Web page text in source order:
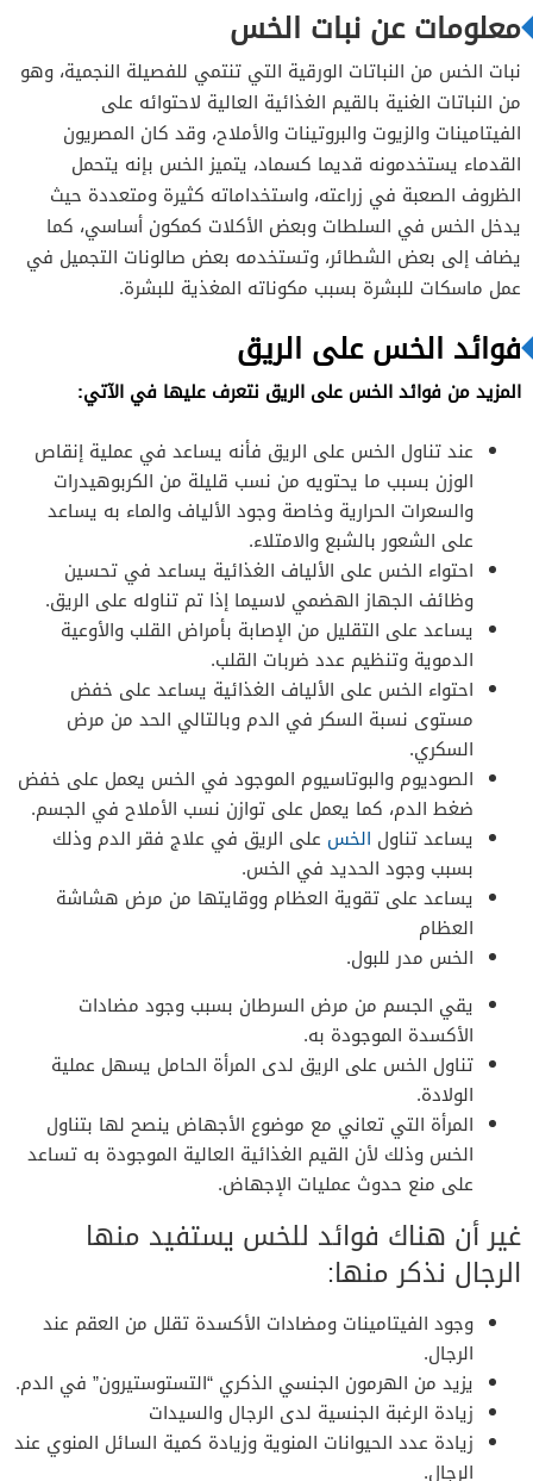
معلومات عن نبات الخس
نبات الخس من النباتات الورقية التي تنتمي للفصيلة النجمية، وهو
من النباتات الغنية بالقيم الغذائية العالية لاحتوائه على
الفيتامينات والزيوت والبروتينات والأملاح، وقد كان المصريون
القدماء يستخدمونه قديما كسماد، يتميز الخس بإنه يتحمل
الظروف الصعبة في زراعته، واستخداماته كثيرة ومتعددة حيث
يدخل الخس في السلطات وبعض الأكلات كمكون أساسي، كما
يضاف إلى بعض الشطائر، وتستخدمه بعض صالونات التجميل في
عمل ماسكات للبشرة بسبب مكوناته المغذية للبشرة.
فوائد الخس على الريق
المزيد من فوائد الخس على الريق نتعرف عليها في الآتي:
عند تناول الخس على الريق فأنه يساعد في عملية إنقاص
الوزن بسبب ما يحتويه من نسب قليلة من الكربوهيدرات
والسعرات الحرارية وخاصة وجود الألياف والماء به يساعد
على الشعور بالشبع والامتلاء.
احتواء الخس على الألياف الغذائية يساعد في تحسين
وظائف الجهاز الهضمي لاسيما إذا تم تناوله على الريق.
يساعد على التقليل من الإصابة بأمراض القلب والأوعية
الدموية وتنظيم عدد ضربات القلب.
احتواء الخس على الألياف الغذائية يساعد على خفض
مستوى نسبة السكر في الدم وبالتالي الحد من مرض
السكري.
الصوديوم والبوتاسيوم الموجود في الخس يعمل على خفض
ضغط الدم، كما يعمل على توازن نسب الأملاح في الجسم.
يساعد تناول الخس على الريق في علاج فقر الدم وذلك
بسبب وجود الحديد في الخس.
يساعد على تقوية العظام ووقايتها من مرض هشاشة
العظام
الخس مدر للبول.
يقي الجسم من مرض السرطان بسبب وجود مضادات
الأكسدة الموجودة به.
تناول الخس على الريق لدى المرأة الحامل يسهل عملية
الولادة.
المرأة التي تعاني مع موضوع الأجهاض ينصح لها بتناول
الخس وذلك لأن القيم الغذائية العالية الموجودة به تساعد
على منع حدوث عمليات الإجهاض.
غير أن هناك فوائد للخس يستفيد منها
الرجال نذكر منها:
وجود الفيتامينات ومضادات الأكسدة تقلل من العقم عند
الرجال.
يزيد من الهرمون الجنسي الذكري “التستوستيرون” في الدم.
زيادة الرغبة الجنسية لدى الرجال والسيدات
زيادة عدد الحيوانات المنوية وزيادة كمية السائل المنوي عند
الرجال.